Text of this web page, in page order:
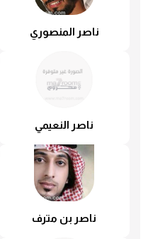
ناصر المنصوري
ناصر النعيمي
ناصر بن مترف